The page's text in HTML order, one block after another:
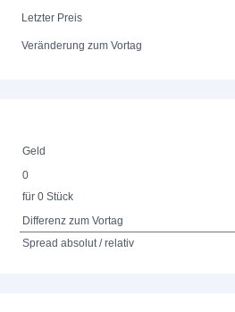
Letzter Preis
Veränderung zum Vortag
Geld
0
für 0 Stück
Differenz zum Vortag
Spread absolut / relativ